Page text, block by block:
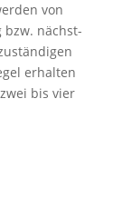
von
bzw. nächst­
erhalten
bis vier